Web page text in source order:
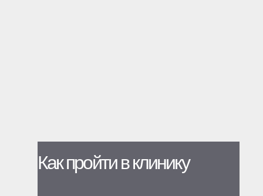
Как пройти в клинику